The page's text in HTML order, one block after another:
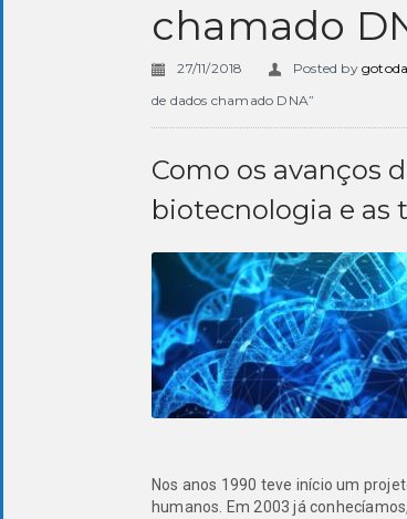
chamado
27/11/2018 Posted by
de dados chamado DNA”
Como os avanços
biotecnologia e as
Nos anos 1990 teve início um
humanos. Em 2003 já